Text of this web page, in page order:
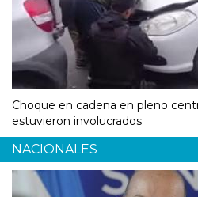
Choque en cadena en pleno
estuvieron involucrados
NACIONALES